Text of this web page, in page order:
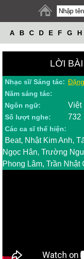
A B C D E F G H
LỜI
Nhạc sĩ/ Sáng tác:
Năm sáng tác:
Ngôn ngữ:
Việt
Số lượt nghe: 732
Các ca sĩ thể hiện:
Beat, Nhật Kim Anh,
Ngọc Hân, Trường
Phong Lâm, Trần Nhật